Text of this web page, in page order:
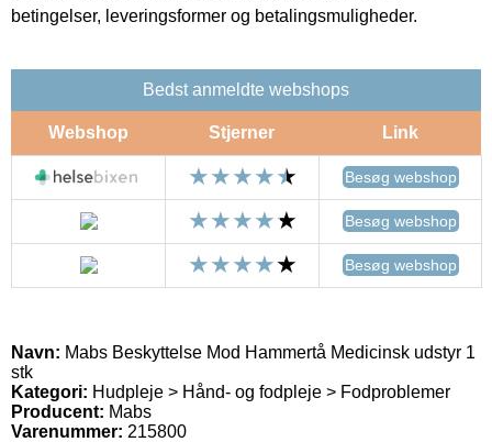
betingelser, leveringsformer og betalingsmuligheder.
Bedst anmeldte webshops
Webshop Stjerner Link
Besøg webshop
Besøg webshop
Besøg webshop
Navn: Mabs Beskyttelse Mod Hammertå Medicinsk udstyr 1
stk
Kategori: Hudpleje > Hånd- og fodpleje > Fodproblemer
Producent: Mabs
Varenummer: 215800